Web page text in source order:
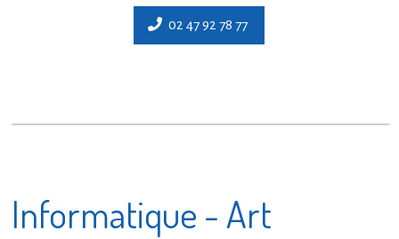
02 47 92 78 77
Informatique - Art